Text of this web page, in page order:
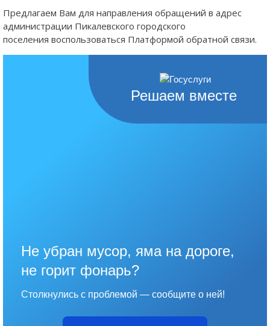
Предлагаем Вам для направления обращений в адрес
администрации Пикалевского городского
поселения воспользоваться Платформой обратной связи.
Решаем вместе
Не убран мусор, яма на дороге,
не горит фонарь?
Столкнулись с проблемой — сообщите о ней!